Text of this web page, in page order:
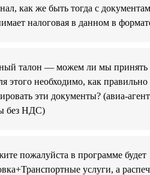
как же быть тогда с
налоговая в данном в
талон — можем ли мы принять
этого необходимо, как правильно
эти документы? (авиа-
без НДС)
пожалуйста в программе будет
услуги, а